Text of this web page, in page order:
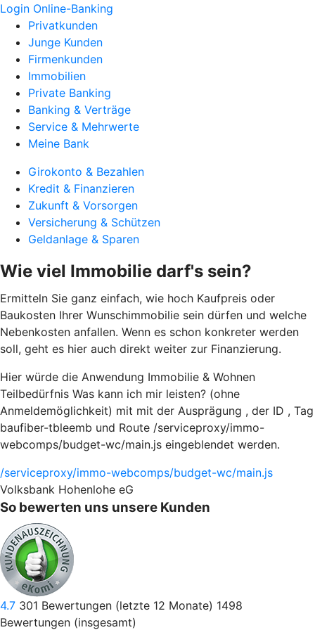
Login Online-Banking
Privatkunden
Junge Kunden
Firmenkunden
Immobilien
Private Banking
Banking & Verträge
Service & Mehrwerte
Meine Bank
Girokonto & Bezahlen
Kredit & Finanzieren
Zukunft & Vorsorgen
Versicherung & Schützen
Geldanlage & Sparen
Wie viel Immobilie darf's sein?
Ermitteln Sie ganz einfach, wie hoch Kaufpreis oder
Baukosten Ihrer Wunschimmobilie sein dürfen und welche
Nebenkosten anfallen. Wenn es schon konkreter werden
soll, geht es hier auch direkt weiter zur Finanzierung.
Hier würde die Anwendung Immobilie & Wohnen
Teilbedürfnis Was kann ich mir leisten? (ohne
Anmeldemöglichkeit) mit mit der Ausprägung , der ID , Tag
baufiber-tbleemb und Route /serviceproxy/immo-
webcomps/budget-wc/main.js eingeblendet werden.
/serviceproxy/immo-webcomps/budget-wc/main.js
Volksbank Hohenlohe eG
So bewerten uns unsere Kunden
4.7 301 Bewertungen (letzte 12 Monate) 1498
Bewertungen (insgesamt)